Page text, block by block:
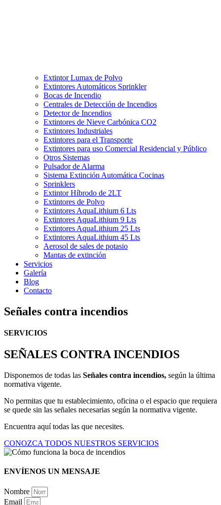
Extintor Lumax de Polvo
Extintores Automáticos Sprinkler
Bocas de Incendio
Centrales de Detección de Incendios
Detector de Incendios
Extintores de Nieve Carbónica CO2
Extintores Industriales
Extintores para el Transporte
Extintores para uso Comercial Residencial y Público
Otros Sistemas
Pulsador de Alarma
Sistema Extinción Automática Cocinas
Sprinklers
Extintor Híbrodo de 2LT
Extintores de Polvo
Extintores AquaLithium 6 Lts
Extintores AquaLithium 9 Lts
Extintores AquaLithium 25 Lts
Extintores AquaLithium 45 Lts
Aerosol de sales de potasio
Mantas de extinción
Servicios
Galería
Blog
Contacto
Señales contra incendios
SERVICIOS
SEÑALES CONTRA INCENDIOS
Disponemos de todas las Señales contra incendios, según la última
normativa vigente.
No permitas que tu establecimiento, oficina o el espacio que requiera
se quede sin las señales necesarias según la normativa vigente.
Encuentra aquí todas las que necesites.
CONOZCA TODOS NUESTROS SERVICIOS
ENVÍENOS UN MENSAJE
Nombre
Email